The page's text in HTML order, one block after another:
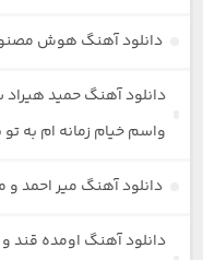
دانلود آهنگ هوش
دانلود آهنگ حمید
واسم خیام زمانه ام به
دانلود آهنگ میر احمد و
دانلود آهنگ اومده